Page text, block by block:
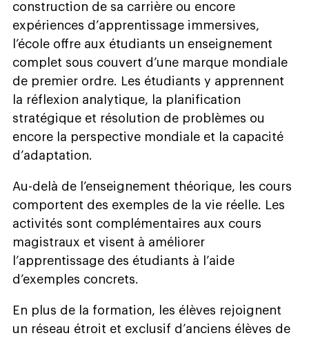
construction de sa carrière ou encore
expériences d’apprentissage immersives,
l’école offre aux étudiants un enseignement
complet sous couvert d’une marque mondiale
de premier ordre. Les étudiants y apprennent
la réflexion analytique, la planification
stratégique et résolution de problèmes ou
encore la perspective mondiale et la capacité
d’adaptation.
Au-delà de l’enseignement théorique, les cours
comportent des exemples de la vie réelle. Les
activités sont complémentaires aux cours
magistraux et visent à améliorer
l’apprentissage des étudiants à l’aide
d’exemples concrets.
En plus de la formation, les élèves rejoignent
un réseau étroit et exclusif d’anciens élèves de